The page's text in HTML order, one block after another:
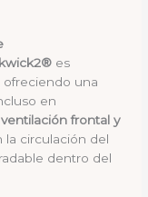
es
, ofreciendo una
en
ventilación frontal y
la circulación del
dentro del